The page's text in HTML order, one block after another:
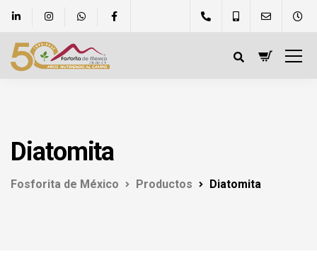
Diatomita
Fosforita de México Productos Diatomita